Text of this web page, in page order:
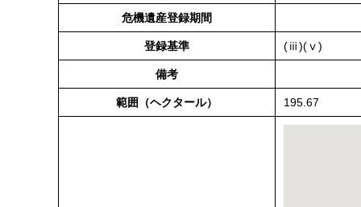
危機遺産登録期間
登録基準 (ⅲ)(ⅴ)
備考
範囲（ヘクタール） 195.67